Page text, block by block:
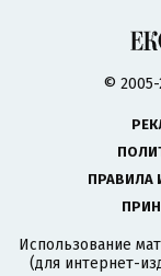
©
ПРАВИЛА
Использование
(для интернет-